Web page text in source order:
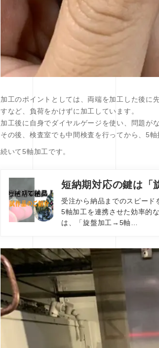
加工のポイントとしては、両端を加工した後に
すなど、負荷をかけずに加工しています。
加工後に自身でダイヤルゲージを使い、問題が
その後、検査室でも中間検査を行ってから、5軸
続いて5軸加工です。
短納期対応の鍵は
受注から納品までのスピード
5軸加工を連携させた効率的
は、「旋盤加工→5軸…